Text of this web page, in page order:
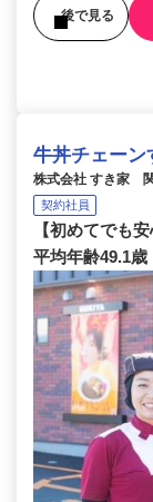
後で見る
牛丼チェーン
株式会社 すき家
契約社員
【初めてでも
平均年齢49.1